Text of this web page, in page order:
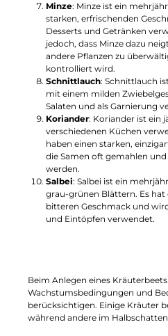
Minze: Minze ist ein
starken, erfrischenden
Desserts und Getränken
jedoch, dass Minze dazu
andere Pflanzen zu
kontrolliert wird.
Schnittlauch: Schnittlauch
mit einem milden
Salaten und als Garnierung
Koriander: Koriander ist ein
verschiedenen Küchen
haben einen starken,
die Samen oft gemahlen
werden.
Salbei: Salbei ist ein
grau-grünen Blättern. Es hat
bitteren Geschmack und
und Eintöpfen verwendet.
Beim Anlegen eines
Wachstumsbedingungen und
berücksichtigen. Einige Kräuter
während andere im